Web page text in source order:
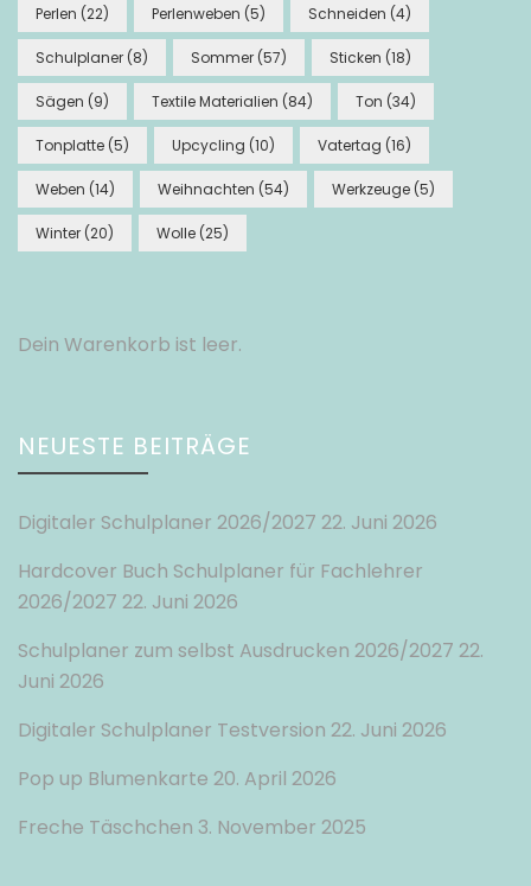
Perlen (22) Perlenweben (5) Schneiden (4)
Schulplaner (8) Sommer (57) Sticken (18)
Sägen (9) Textile Materialien (84) Ton (34)
Tonplatte (5) Upcycling (10) Vatertag (16)
Weben (14) Weihnachten (54) Werkzeuge (5)
Winter (20) Wolle (25)
Dein Warenkorb ist leer.
NEUESTE BEITRÄGE
Digitaler Schulplaner 2026/2027 22. Juni 2026
Hardcover Buch Schulplaner für Fachlehrer
2026/2027 22. Juni 2026
Schulplaner zum selbst Ausdrucken 2026/2027 22.
Juni 2026
Digitaler Schulplaner Testversion 22. Juni 2026
Pop up Blumenkarte 20. April 2026
Freche Täschchen 3. November 2025